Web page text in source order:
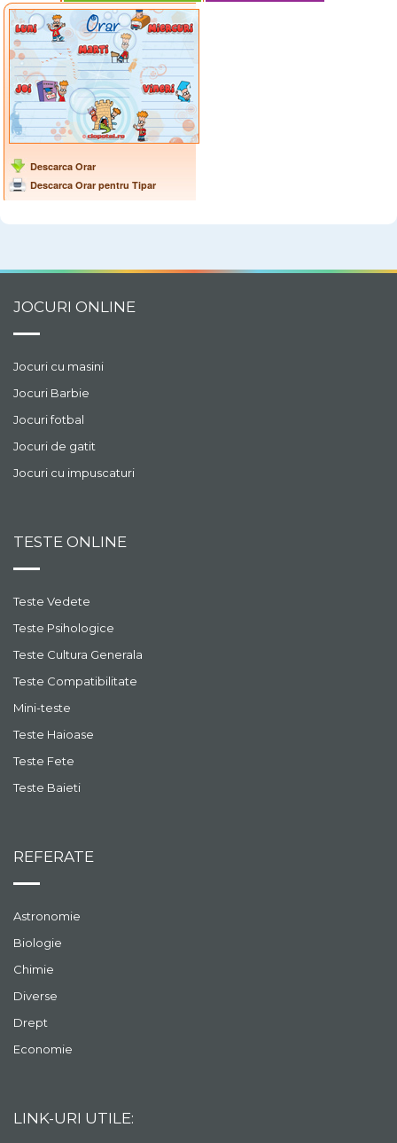
Diplome
Descarca Orar
Descarca Orar pentru Tipar
JOCURI ONLINE
Jocuri cu masini
Jocuri Barbie
Jocuri fotbal
Jocuri de gatit
Jocuri cu impuscaturi
TESTE ONLINE
Teste Vedete
Teste Psihologice
Teste Cultura Generala
Teste Compatibilitate
Mini-teste
Teste Haioase
Teste Fete
Teste Baieti
REFERATE
Astronomie
Biologie
Chimie
Diverse
Drept
Economie
LINK-URI UTILE: